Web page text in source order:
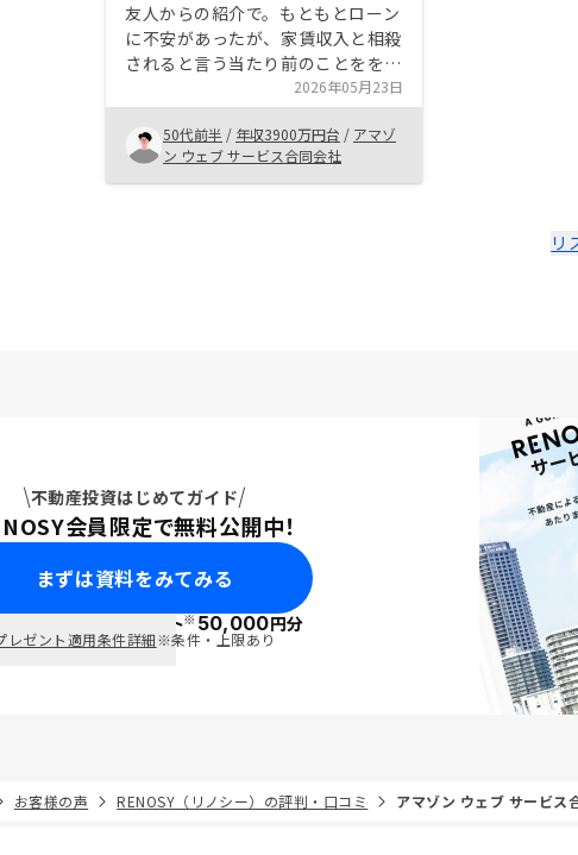
友人からの紹介で。もともとローン
に不安があったが、家賃収入と相殺
されると言う当たり前のことをを考
えていなかった。また、赤字分は確
定申告で経費として請求できる事も
盲点であった。 個人で会社を持っ
ているが、その活用も可能な事。
セールスチームのサポートは迅速で
2026年05月23日
50代前半 / 年収3900万円台 / アマゾ
ン ウェブ サービス合同会社
リ
不動産投資はじめてガイド
会員限定で無料公開中！
まずは資料をみてみる
談で ポイント※50,000円分
レゼント適用条件詳細※条件・上限あり
お客様の声 RENOSY（リノシー）の評判・口コミ アマゾン ウェブ サービス